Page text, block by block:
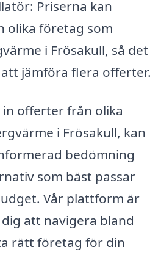
Priserna kan
olika företag som
i Frösakull, så det
jämföra flera offerter.
in offerter från olika
i Frösakull, kan
bedömning
som bäst passar
Vår plattform är
att navigera bland
rätt företag för din